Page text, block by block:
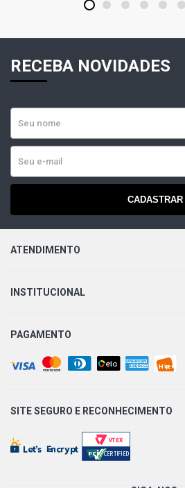
1 2 3 4 5 6
RECEBA NOVIDADES
CADASTRAR
ATENDIMENTO
INSTITUCIONAL
PAGAMENTO
SITE SEGURO E RECONHECIMENTO